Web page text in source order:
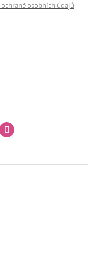
osobních údajů